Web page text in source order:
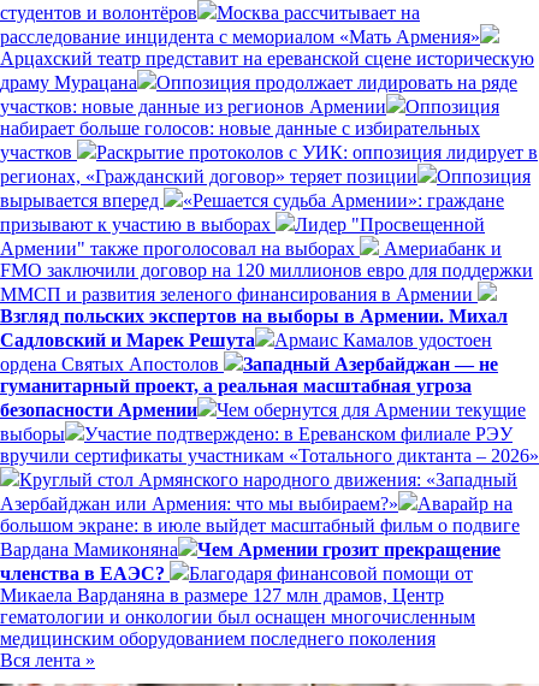
студентов и волонтёров
Москва рассчитывает на
расследование инцидента с мемориалом «Мать Армения»
Арцахский театр представит на ереванской сцене историческую
драму Мурацана
Оппозиция продолжает лидировать на ряде
участков: новые данные из регионов Армении
Оппозиция
набирает больше голосов: новые данные с избирательных
участков
Раскрытие протоколов с УИК: оппозиция лидирует в
регионах, «Гражданский договор» теряет позиции
Оппозиция
вырывается вперед
«Решается судьба Армении»: граждане
призывают к участию в выборах
Лидер "Просвещенной
Армении" также проголосовал на выборах
Америабанк и
FMO заключили договор на 120 миллионов евро для поддержки
ММСП и развития зеленого финансирования в Армении
Взгляд польских экспертов на выборы в Армении. Михал
Садловский и Марек Решута
Армаис Камалов удостоен
ордена Святых Апостолов
Западный Азербайджан — не
гуманитарный проект, а реальная масштабная угроза
безопасности Армении
Чем обернутся для Армении текущие
выборы
Участие подтверждено: в Ереванском филиале РЭУ
вручили сертификаты участникам «Тотального диктанта – 2026»
Круглый стол Армянского народного движения: «Западный
Азербайджан или Армения: что мы выбираем?»
Аварайр на
большом экране: в июле выйдет масштабный фильм о подвиге
Вардана Мамиконяна
Чем Армении грозит прекращение
членства в ЕАЭС?
Благодаря финансовой помощи от
Микаела Варданяна в размере 127 млн драмов, Центр
гематологии и онкологии был оснащен многочисленным
медицинским оборудованием последнего поколения
Вся лента »